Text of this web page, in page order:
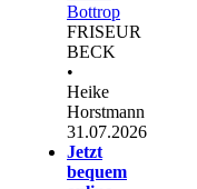
Bottrop
FRISEUR
BECK
•
Heike
Horstmann
31.07.2026
Jetzt
bequem